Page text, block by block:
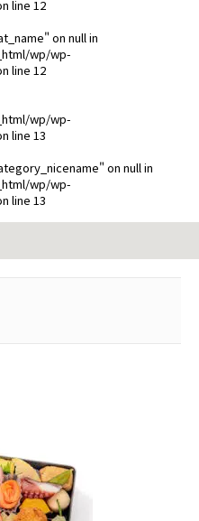
line 12
on null in
wp/wp-
line 12
wp/wp-
line 13
on null in
wp/wp-
line 13